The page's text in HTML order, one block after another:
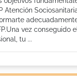
Atención
vez conseguido
tu ...